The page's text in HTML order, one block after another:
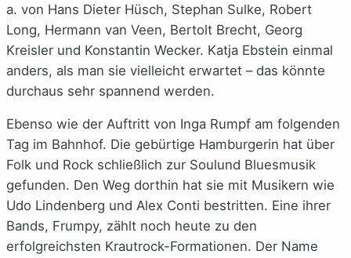
a. von Hans Dieter Hüsch, Stephan Sulke, Robert
Long, Hermann van Veen, Bertolt Brecht, Georg
Kreisler und Konstantin Wecker. Katja Ebstein einmal
anders, als man sie vielleicht erwartet – das könnte
durchaus sehr spannend werden.
Ebenso wie der Auftritt von Inga Rumpf am folgenden
Tag im Bahnhof. Die gebürtige Hamburgerin hat über
Folk und Rock schließlich zur Soulund Bluesmusik
gefunden. Den Weg dorthin hat sie mit Musikern wie
Udo Lindenberg und Alex Conti bestritten. Eine ihrer
Bands, Frumpy, zählt noch heute zu den
erfolgreichsten Krautrock-Formationen. Der Name